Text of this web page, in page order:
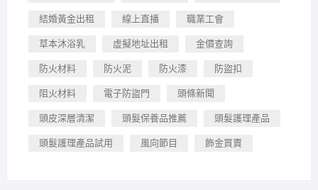
結婚黃金出租 線上直播 職業工會
草本沐浴乳 虛擬地址出租 金價查詢
防火材料 防火泥 防火漆 防盜扣
阻火材料 電子防盜門 頭條新聞
頭皮深層清潔 頭髮保養品推薦 頭髮護理產品
頭髮護理產品試用 風向節目 飾金買賣